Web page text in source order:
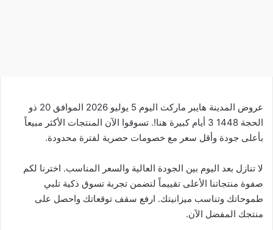
عروض المدينة هايبر ماركت اليوم 5 يوليو 2026 الموافق 20 ذو
الحجة 1448 3 أيام كبيرة هنا!. تسوقوا الآن المنتجات الأكثر مبيعاً
بأعلى جودة وأقل سعر مع خصومات حصرية لفترة محدودة.
لا تنازل بعد اليوم بين الجودة العالية والسعر المناسب. اخترنا لكم
صفوة منتجاتنا الأعلى تقييماً لتضمن تجربة تسوق ذكية تلبي
طموحاتك وتناسب ميزانيتك. ارفع سقف توقعاتك واحصل على
منتجك المفضل الآن.